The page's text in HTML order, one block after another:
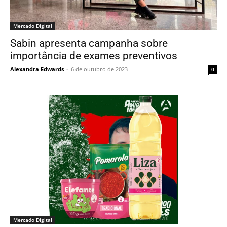
Mercado Digital
Sabin apresenta campanha sobre
importância de exames preventivos
Alexandra Edwards - 6 de outubro de 2023 0
Mercado Digital